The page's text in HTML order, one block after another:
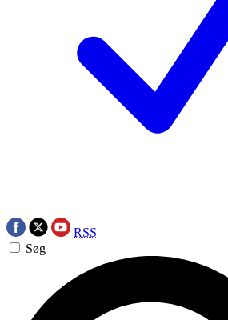
RSS
Søg